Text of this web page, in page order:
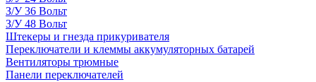
З/У 36 Вольт
З/У 48 Вольт
Штекеры и гнезда прикуривателя
Переключатели и клеммы аккумуляторных батарей
Вентиляторы трюмные
Панели переключателей